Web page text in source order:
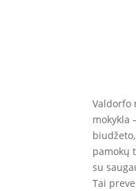
Valdorfo
mokykla
pamokų
su
Tai